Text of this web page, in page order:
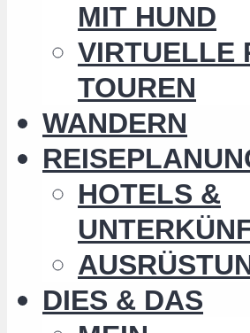
MIT HUND
VIRTUELLE
TOUREN
WANDERN
HOTELS &
DIES & DAS